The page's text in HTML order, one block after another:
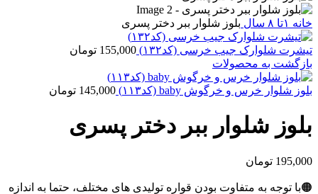
خانه ۱تا ۸ سال بلوز شلوار ببر دختر پسری
تیشرت شلوارک جیب خرسی (کد۱۳۲) 155,000 تومان
بازگشت به محصولات
بلوز شلوار خرس و خرگوش baby (کد۱۱۳) 145,000 تومان
بلوز شلوار ببر دختر پسری
195,000 تومان
🟠با توجه به متفاوت بودن قواره تولیدی های مختلف، حتما به اندازه